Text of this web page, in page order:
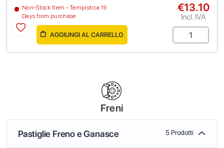
Non-Stock Item - Tempistica 19
Days from purchase
€13.10
Incl. IVA
AGGIUNGI AL CARRELLO
Freni
Pastiglie Freno e Ganasce 5 Prodotti